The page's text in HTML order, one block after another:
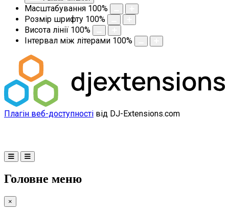
Масштабування 100%
Розмір шрифту 100%
Висота лінії 100%
Інтервал між літерами 100%
Плагін веб-доступності від DJ-Extensions.com
Головне меню
×